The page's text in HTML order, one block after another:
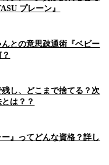
プレーン』
んとの意思疎通術『ベビー
残し、どこまで捨てる？次
は？？
ー』ってどんな資格？詳し